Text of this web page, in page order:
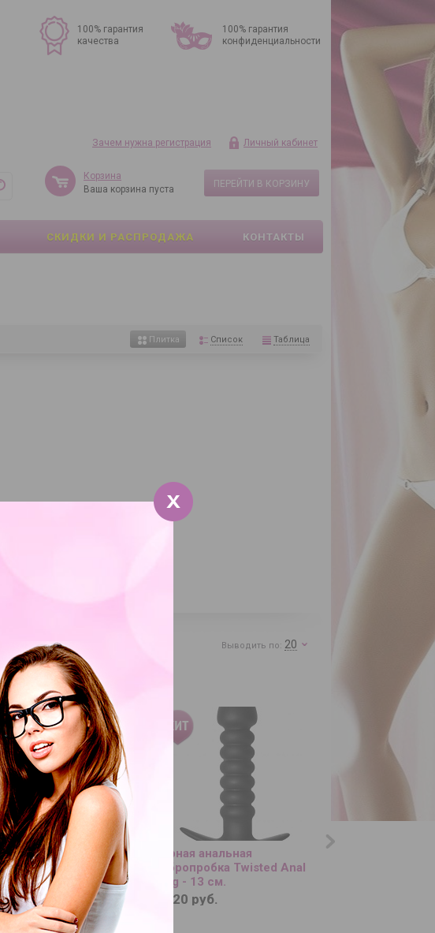
100% гарантия
качества
100% гарантия
конфиденциальности
Зачем нужна регистрация Личный кабинет
Корзина
Ваша корзина пуста
ПЕРЕЙТИ В КОРЗИНУ
СКИДКИ И РАСПРОДАЖА КОНТАКТЫ
Плитка Список Таблица
Выводить по: 20
из 3 чёрных колец
диаметра
руб.
Чёрная анальная
вибропробка Twisted Anal
Plug - 13 см.
1 020 руб.
Эреционное